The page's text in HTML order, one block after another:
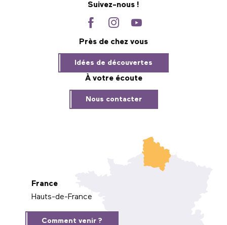
Suivez-nous !
Près de chez vous
Idées de découvertes
À votre écoute
Nous contacter
France
Hauts-de-France
Comment venir ?